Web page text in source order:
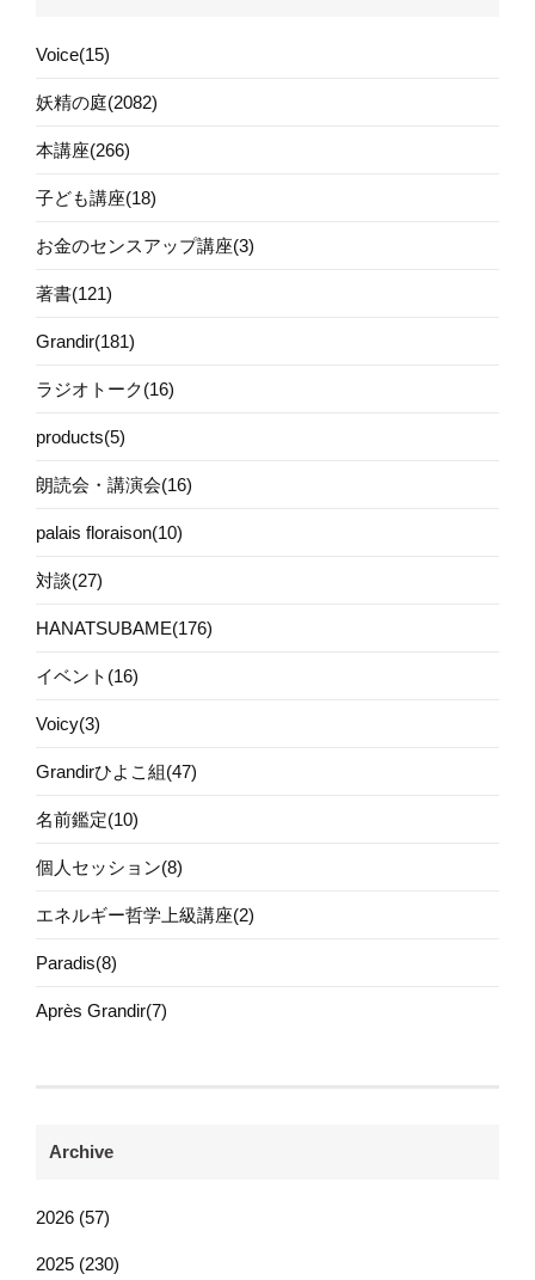
Voice(15)
妖精の庭(2082)
本講座(266)
子ども講座(18)
お金のセンスアップ講座(3)
著書(121)
Grandir(181)
ラジオトーク(16)
products(5)
朗読会・講演会(16)
palais floraison(10)
対談(27)
HANATSUBAME(176)
イベント(16)
Voicy(3)
Grandirひよこ組(47)
名前鑑定(10)
個人セッション(8)
エネルギー哲学上級講座(2)
Paradis(8)
Après Grandir(7)
Archive
2026 (57)
2025 (230)